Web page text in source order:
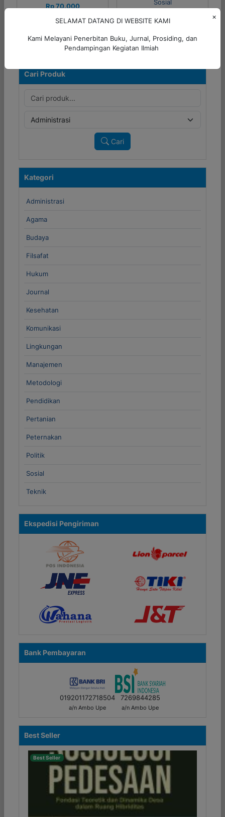
Rp 70.000
Detail
Sosial
Cari Produk
Cari
Kategori
Administrasi
Agama
Budaya
Filsafat
Hukum
Journal
Kesehatan
Komunikasi
Lingkungan
Manajemen
Metodologi
Pendidikan
Pertanian
Peternakan
Politik
Sosial
Teknik
Ekspedisi Pengiriman
Bank Pembayaran
019201172718504
a/n Ambo Upe
7269844285
a/n Ambo Upe
Best Seller
Best Seller
×
SELAMAT DATANG DI WEBSITE KAMI
Kami Melayani Penerbitan Buku, Jurnal, Prosiding, dan
Pendampingan Kegiatan Ilmiah